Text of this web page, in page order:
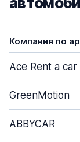
Компания по
Ace Rent a car
GreenMotion
ABBYCAR